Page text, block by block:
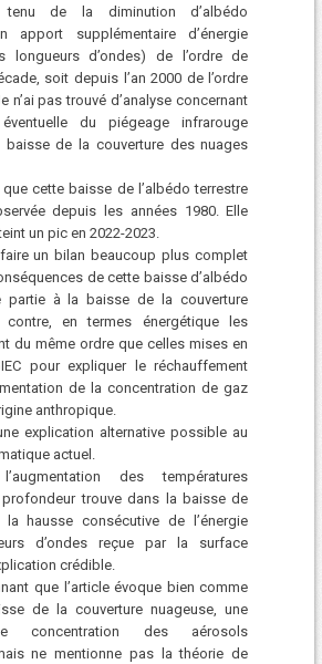
de la diminution d’albédo
apport supplémentaire d’énergie
longueurs d’ondes) de l’ordre de
soit depuis l’an 2000 de l’ordre
n’ai pas trouvé d’analyse concernant
du piégeage infrarouge
de la couverture des nuages
cette baisse de l’albédo terrestre
depuis les années 1980. Elle
un pic en 2022-2023.
un bilan beaucoup plus complet
de cette baisse d’albédo
partie à la baisse de la couverture
contre, en termes énergétique les
du même ordre que celles mises en
pour expliquer le réchauffement
de la concentration de gaz
anthropique.
explication alternative possible au
actuel.
des températures
trouve dans la baisse de
la hausse consécutive de l’énergie
d’ondes reçue par la surface
crédible.
que l’article évoque bien comme
de la couverture nuageuse, une
concentration des aérosols
ne mentionne pas la théorie de